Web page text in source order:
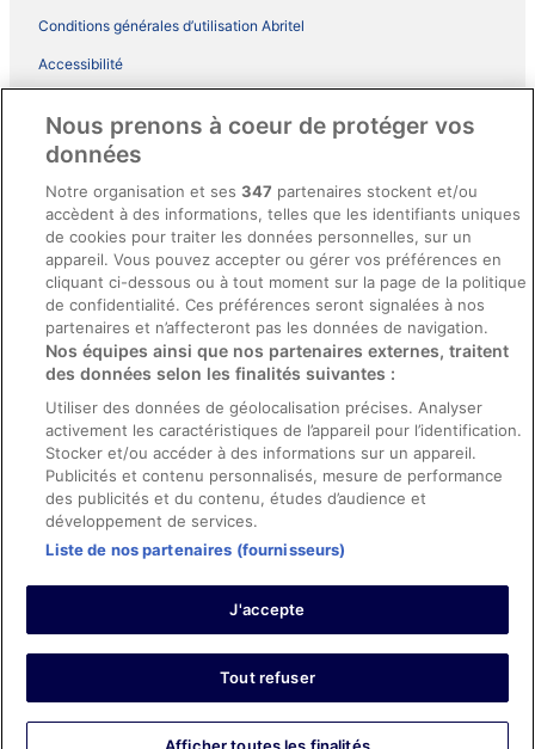
Conditions générales d’utilisation Abritel
Accessibilité
Conditions générales du programme BONUS+ d’ebookers
Directives de contenu et signalement de contenus
Aide
Soutien
Annuler votre réservation d’hôtel ou de propriété de vacances
Échéances de remboursement
Utiliser un coupon ebookers
Electron, CartaSi, Carte Bleue, PayPal et Eurocard.
© 2026 Expedia, Inc., une entreprise d’Expedia Group. Tous droits
réservés. ebookers et le logo ebookers sont des marques
commerciales ou des marques déposées d’Expedia, Inc.
Nous prenons à coeur de protéger vos
données
Notre organisation et ses347 partenaires stockent et/ou
accèdent à des informations, telles que les identifiants uniques
de cookies pour traiter les données personnelles, sur un
appareil. Vous pouvez accepter ou gérer vos préférences en
cliquant ci-dessous ou à tout moment sur la page de la politique
de confidentialité. Ces préférences seront signalées à nos
partenaires et n’affecteront pas les données de navigation.
Nos équipes ainsi que nos partenaires externes, traitent
des données selon les finalités suivantes :
Utiliser des données de géolocalisation précises. Analyser
activement les caractéristiques de l’appareil pour l’identification.
Stocker et/ou accéder à des informations sur un appareil.
Publicités et contenu personnalisés, mesure de performance
des publicités et du contenu, études d’audience et
développement de services.
Liste de nos partenaires (fournisseurs)
J'accepte
Tout refuser